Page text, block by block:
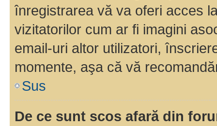
înregistrarea vă va oferi acces
vizitatorilor cum ar fi imagini
email-uri altor utilizatori,
momente, aşa că vă
Sus
De ce sunt scos afară din